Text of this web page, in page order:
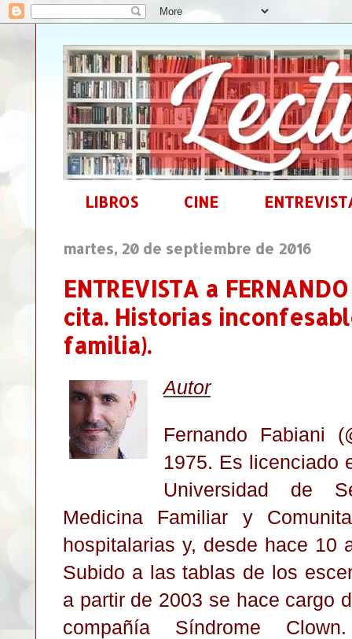
LIBROS CINE
martes, 20 de septiembre de 2016
ENTREVISTA a
cita. Historias
familia).
Autor
Fernando Fabiani
1975. Es licenciado
Universidad de
Medicina Familiar y
hospitalarias y, desde hace 10
Subido a las tablas de los
a partir de 2003 se hace cargo
compañía Síndrome